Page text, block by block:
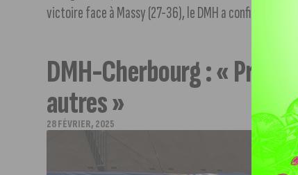
victoire face à Massy (27-36), le DMH a confirmé
DMH-Cherbourg : «
autres »
28 FÉVRIER, 2025